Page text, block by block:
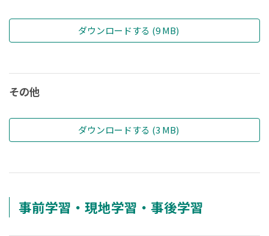
ダウンロードする (9 MB)
その他
ダウンロードする (3 MB)
事前学習・現地学習・事後学習